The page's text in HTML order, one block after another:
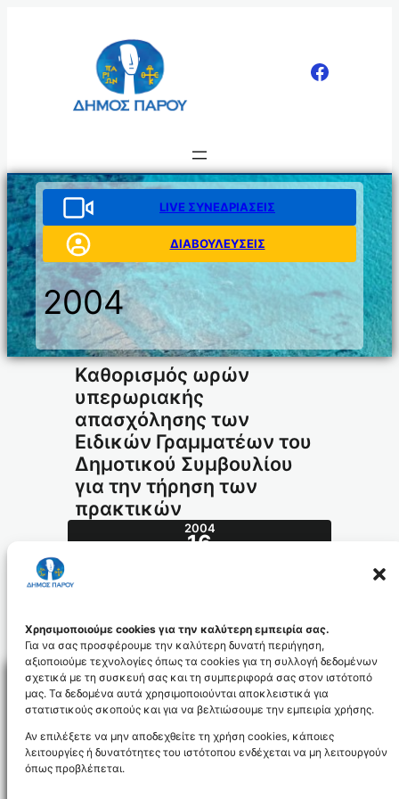
Χρησιμοποιούμε cookies για την καλύτερη εμπειρία σας.
Για να σας προσφέρουμε την καλύτερη δυνατή περιήγηση,
αξιοποιούμε τεχνολογίες όπως τα cookies για τη συλλογή δεδομένων
σχετικά με τη συσκευή σας και τη συμπεριφορά σας στον ιστότοπό
μας. Τα δεδομένα αυτά χρησιμοποιούνται αποκλειστικά για
στατιστικούς σκοπούς και για να βελτιώσουμε την εμπειρία χρήσης.
Αν επιλέξετε να μην αποδεχθείτε τη χρήση cookies, κάποιες
λειτουργίες ή δυνατότητες του ιστότοπου ενδέχεται να μη λειτουργούν
όπως προβλέπεται.
LIVE ΣΥΝΕΔΡΙΑΣΕΙΣ
ΔΙΑΒΟΥΛΕΥΣΕΙΣ
2004
Καθορισμός ωρών
υπερωριακής
απασχόλησης των
Ειδικών Γραμματέων του
Δημοτικού Συμβουλίου
για την τήρηση των
πρακτικών
2004
16
160.2004_id616